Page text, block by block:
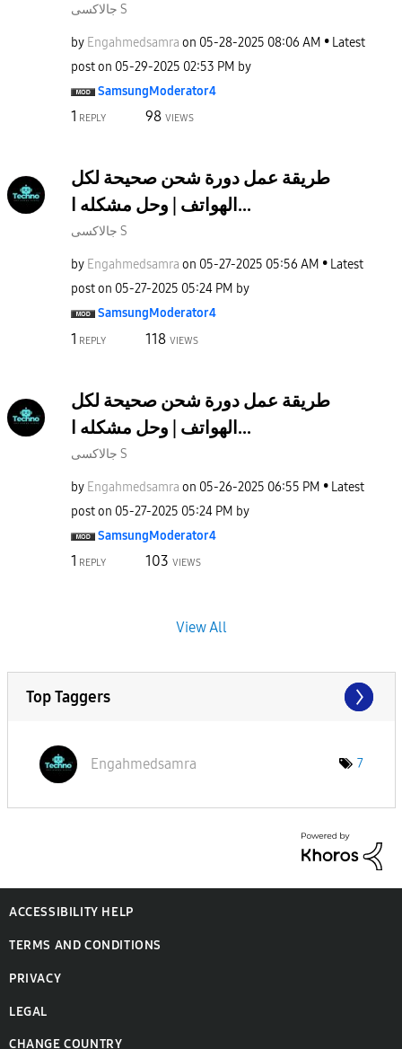
جالاكسى S
by Engahmedsamra on ‎05-28-2025 08:06 AM
Latest
post on ‎05-29-2025 02:53 PM by
SamsungModerator4
1 REPLY 98 VIEWS
طريقة عمل دورة شحن صحيحة لكل
الهواتف | وحل مشكله ا...
جالاكسى S
by Engahmedsamra on ‎05-27-2025 05:56 AM
Latest
post on ‎05-27-2025 05:24 PM by
SamsungModerator4
1 REPLY 118 VIEWS
طريقة عمل دورة شحن صحيحة لكل
الهواتف | وحل مشكله ا...
جالاكسى S
by Engahmedsamra on ‎05-26-2025 06:55 PM
Latest
post on ‎05-27-2025 05:24 PM by
SamsungModerator4
1 REPLY 103 VIEWS
View All
Top Taggers
Engahmedsamra 7
ACCESSIBILITY HELP
TERMS AND CONDITIONS
PRIVACY
LEGAL
CHANGE COUNTRY